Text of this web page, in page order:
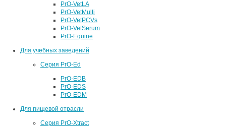
PrO-VetLA
PrO-VetMulti
PrO-VetPCVs
PrO-VetSerum
PrO-Equine
Для учебных заведений
Серия PrO-Ed
PrO-EDB
PrO-EDS
PrO-EDM
Для пищевой отрасли
Серия PrO-Xtract